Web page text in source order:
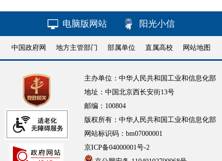
电脑版网站 阳光小信
中国政府网 地方主管部门 部属单位 直属高校 网站地图
主办单位：中华人民共和国工业和信息化部
地址：中国北京西长安街13号
邮编：100804
版权所有：中华人民共和国工业和信息化部
网站标识码：bm07000001
京ICP备04000001号-2